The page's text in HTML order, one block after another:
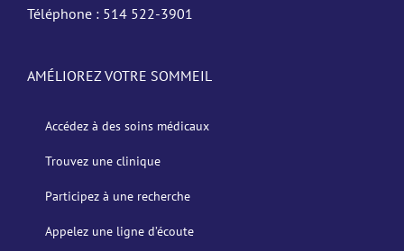
Téléphone : 514 522-3901
AMÉLIOREZ VOTRE SOMMEIL
Accédez à des soins médicaux
Trouvez une clinique
Participez à une recherche
Appelez une ligne d’écoute